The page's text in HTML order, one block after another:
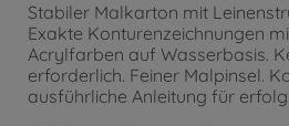
Stabiler Malkarton mit
Exakte Konturenzeichnungen
Acrylfarben auf Wasserbasis.
erforderlich. Feiner Malpinsel.
ausführliche Anleitung für